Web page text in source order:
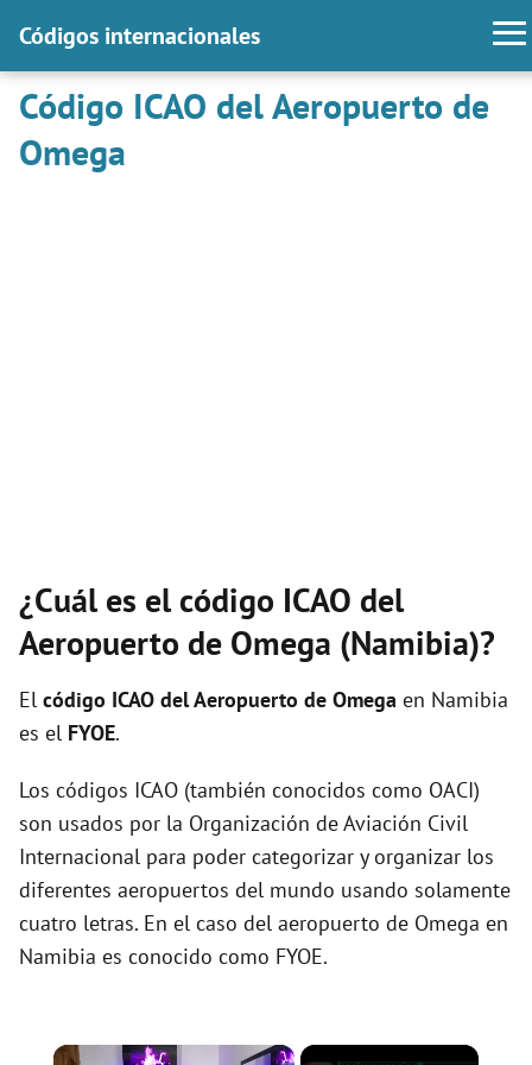
Códigos internacionales
Código ICAO del Aeropuerto de
Omega
¿Cuál es el código ICAO del
Aeropuerto de Omega (Namibia)?
El código ICAO delAeropuerto de Omega en Namibia
es el FYOE.
Los códigos ICAO (también conocidos como OACI)
son usados por la Organización de Aviación Civil
Internacional para poder categorizar y organizar los
diferentes aeropuertos del mundo usando solamente
cuatro letras. En el caso del aeropuerto de Omega en
Namibia es conocido como FYOE.
×